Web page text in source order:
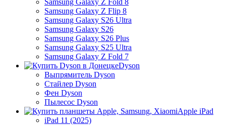
Samsung Galaxy Z Fold 8
Samsung Galaxy Z Flip 8
Samsung Galaxy S26 Ultra
Samsung Galaxy S26
Samsung Galaxy S26 Plus
Samsung Galaxy S25 Ultra
Samsung Galaxy Z Fold 7
Dyson
Выпрямитель Dyson
Стайлер Dyson
Фен Dyson
Пылесос Dyson
Apple iPad
iPad 11 (2025)